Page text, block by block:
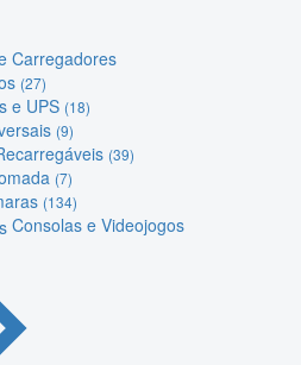
Carregadores
(27)
e UPS (18)
(9)
(39)
(7)
(134)
Consolas e Videojogos